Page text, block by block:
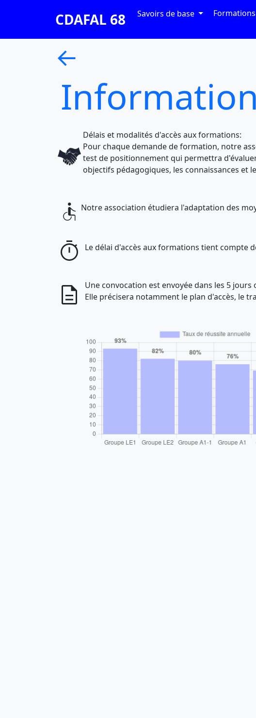
CDAFAL 68 Savoirs de base
←
Délais et modalités d'accès aux formations:
Pour chaque demande de formation, notre
test de positionnement qui permettra
objectifs pédagogiques, les connaissances et
Notre association étudiera l'adaptation des
Le délai d'accès aux formations tient compte
Une convocation est envoyée dans les 5 jours
Elle précisera notamment le plan d'accès, le